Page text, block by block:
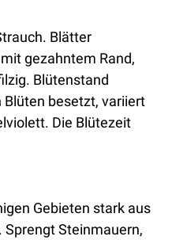
Blätter
gezahntem Rand,
Blütenstand
besetzt, variiert
Die Blütezeit
Gebieten stark aus
Steinmauern,